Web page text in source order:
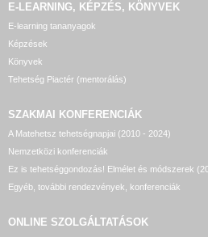
E-LEARNING, KÉPZÉS, KÖNYVEK
E-learning tananyagok
Képzések
Könyvek
Tehetség Piactér (mentorálás)
SZAKMAI KONFERENCIÁK
A Matehetsz tehetségnapjai (2010 - 2024)
Nemzetközi konferenciák
Ez is tehetséggondozás! Elmélet és módszerek
Egyéb, további rendezvények, konferenciák
ONLINE SZOLGÁLTATÁSOK